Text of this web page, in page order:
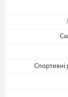
Спортивні
платежей
покупку.